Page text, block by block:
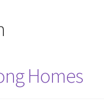
Homes